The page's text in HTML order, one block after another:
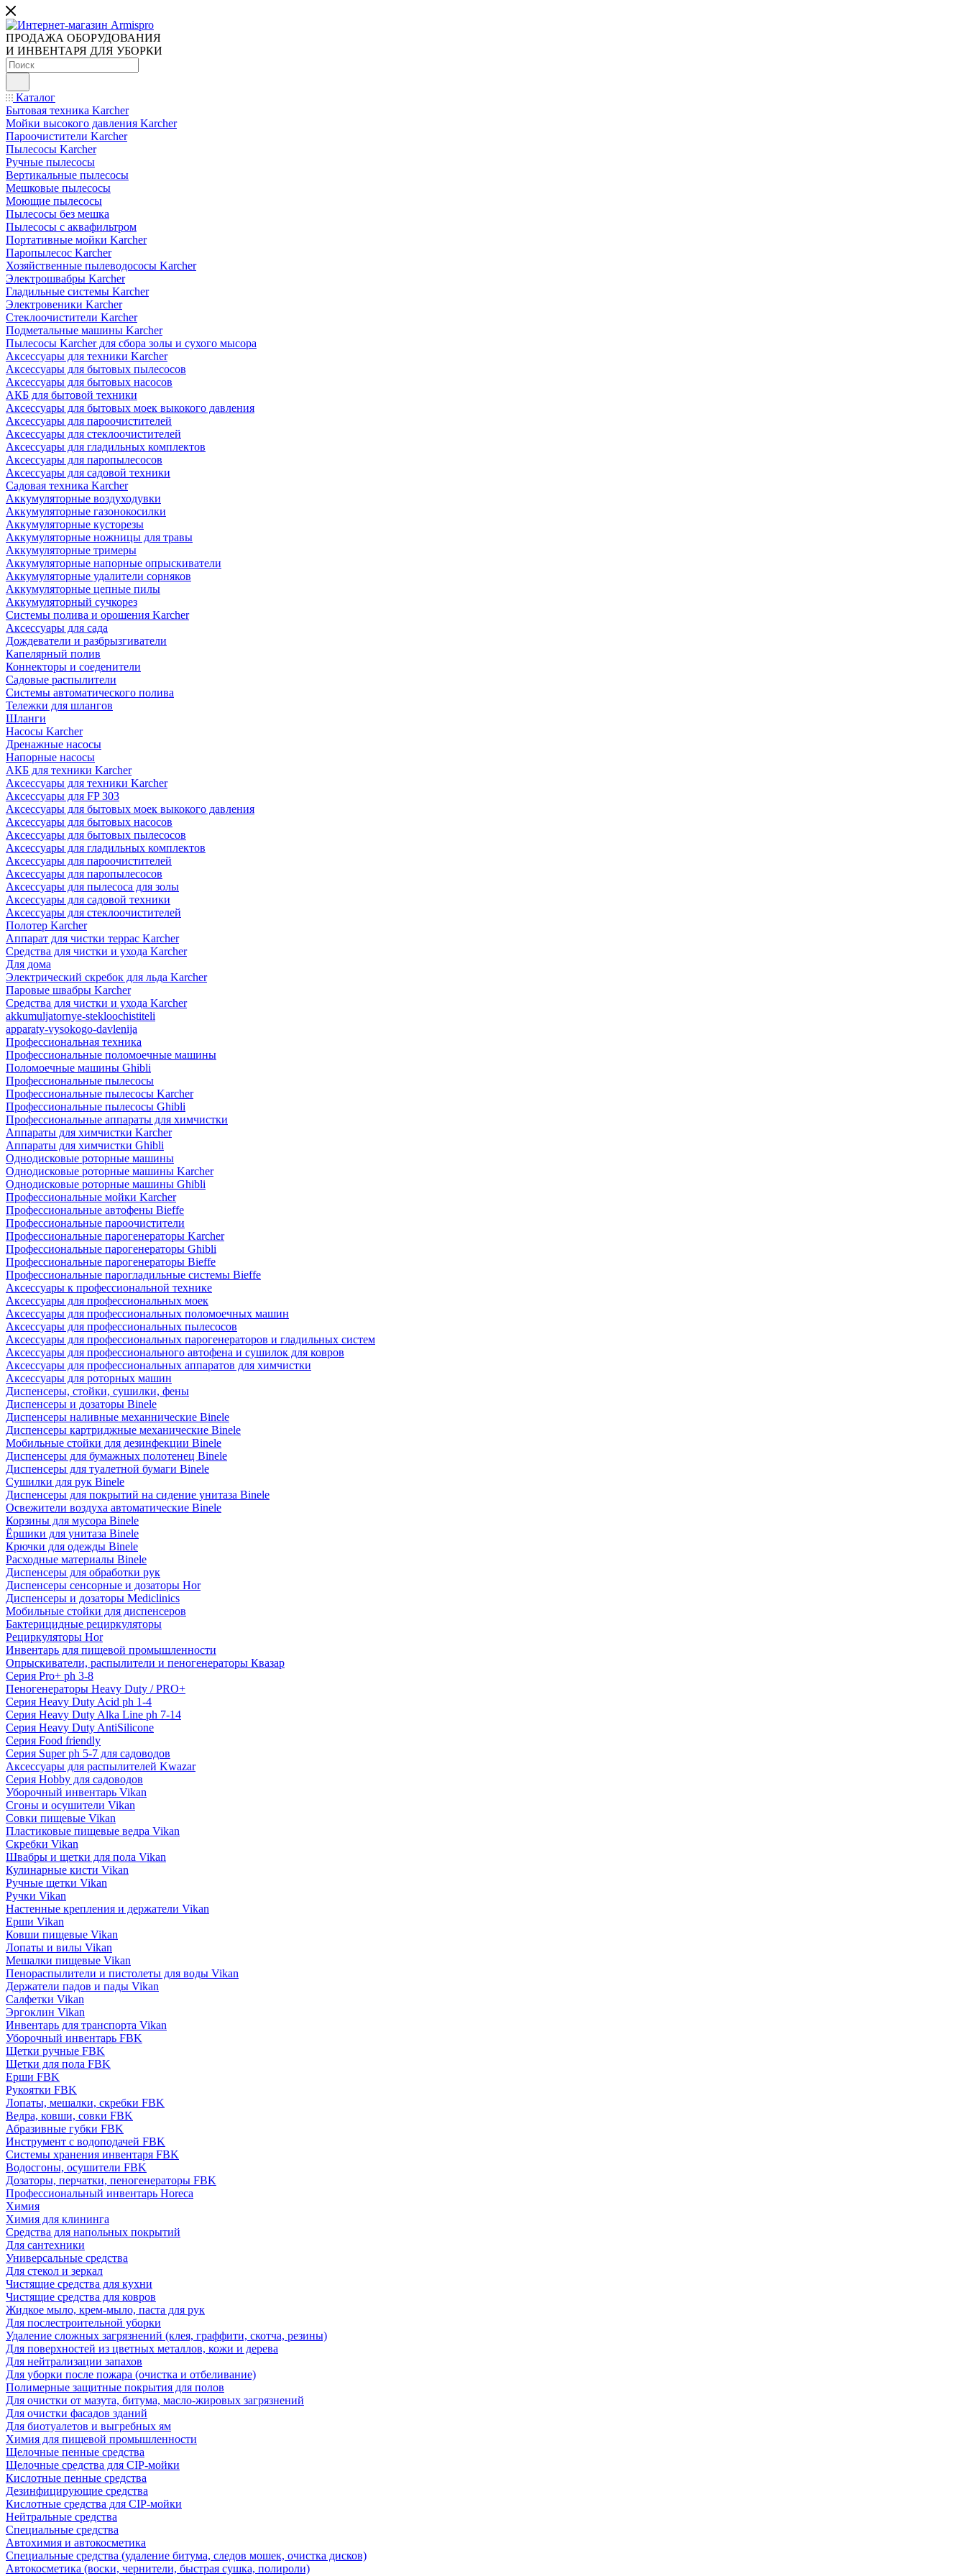
ПРОДАЖА ОБОРУДОВАНИЯ
И ИНВЕНТАРЯ ДЛЯ УБОРКИ
Каталог
Бытовая техника Karcher
Мойки высокого давления Karcher
Пароочистители Karcher
Пылесосы Karcher
Ручные пылесосы
Вертикальные пылесосы
Мешковые пылесосы
Моющие пылесосы
Пылесосы без мешка
Пылесосы с аквафильтром
Портативные мойки Karcher
Паропылесос Karcher
Хозяйственные пылеводососы Karcher
Электрошвабры Karcher
Гладильные системы Karcher
Электровеники Karcher
Стеклоочистители Karcher
Подметальные машины Karcher
Пылесосы Karcher для сбора золы и сухого мысора
Аксессуары для техники Karcher
Аксессуары для бытовых пылесосов
Аксессуары для бытовых насосов
АКБ для бытовой техники
Аксессуары для бытовых моек выкокого давления
Аксессуары для пароочистителей
Аксессуары для стеклоочистителей
Аксессуары для гладильных комплектов
Аксессуары для паропылесосов
Аксессуары для садовой техники
Садовая техника Karcher
Аккумуляторные воздуходувки
Аккумуляторные газонокосилки
Аккумуляторные кусторезы
Аккумуляторные ножницы для травы
Аккумуляторные тримеры
Аккумуляторные напорные опрыскиватели
Аккумуляторные удалители сорняков
Аккумуляторные цепные пилы
Аккумуляторный сучкорез
Системы полива и орошения Karcher
Аксессуары для сада
Дождеватели и разбрызгиватели
Капелярный полив
Коннекторы и соеденители
Садовые распылители
Системы автоматического полива
Тележки для шлангов
Шланги
Насосы Karcher
Дренажные насосы
Напорные насосы
АКБ для техники Karcher
Аксессуары для техники Karcher
Аксессуары для FP 303
Аксессуары для бытовых моек выкокого давления
Аксессуары для бытовых насосов
Аксессуары для бытовых пылесосов
Аксессуары для гладильных комплектов
Аксессуары для пароочистителей
Аксессуары для паропылесосов
Аксессуары для пылесоса для золы
Аксессуары для садовой техники
Аксессуары для стеклоочистителей
Полотер Karcher
Аппарат для чистки террас Karcher
Средства для чистки и ухода Karcher
Для дома
Электрический скребок для льда Karcher
Паровые швабры Karcher
Средства для чистки и ухода Karcher
akkumuljatornye-stekloochistiteli
apparaty-vysokogo-davlenija
Профессиональная техника
Профессиональные поломоечные машины
Поломоечные машины Ghibli
Профессиональные пылесосы
Профессиональные пылесосы Karcher
Профессиональные пылесосы Ghibli
Профессиональные аппараты для химчистки
Аппараты для химчистки Karcher
Аппараты для химчистки Ghibli
Однодисковые роторные машины
Однодисковые роторные машины Karcher
Однодисковые роторные машины Ghibli
Профессиональные мойки Karcher
Профессиональные автофены Bieffe
Профессиональные пароочистители
Профессиональные парогенераторы Karcher
Профессиональные парогенераторы Ghibli
Профессиональные парогенераторы Bieffe
Профессиональные парогладильные системы Bieffe
Аксессуары к профессиональной технике
Аксессуары для профессиональных моек
Аксессуары для профессиональных поломоечных машин
Аксессуары для профессиональных пылесосов
Аксессуары для профессиональных парогенераторов и гладильных систем
Аксессуары для профессионального автофена и сушилок для ковров
Аксессуары для профессиональных аппаратов для химчистки
Аксессуары для роторных машин
Диспенсеры, стойки, сушилки, фены
Диспенсеры и дозаторы Binele
Диспенсеры наливные механнические Binele
Диспенсеры картриджные механические Binele
Мобильные стойки для дезинфекции Binele
Диспенсеры для бумажных полотенец Binele
Диспенсеры для туалетной бумаги Binele
Сушилки для рук Binele
Диспенсеры для покрытий на сидение унитаза Binele
Освежители воздуха автоматические Binele
Корзины для мусора Binele
Ёршики для унитаза Binele
Крючки для одежды Binele
Расходные материалы Binele
Диспенсеры для обработки рук
Диспенсеры сенсорные и дозаторы Hor
Диспенсеры и дозаторы Mediclinics
Мобильные стойки для диспенсеров
Бактерицидные рециркуляторы
Рециркуляторы Hor
Инвентарь для пищевой промышленности
Опрыскиватели, распылители и пеногенераторы Квазар
Серия Pro+ ph 3-8
Пеногенераторы Heavy Duty / PRO+
Серия Heavy Duty Acid ph 1-4
Серия Heavy Duty Alka Line ph 7-14
Серия Heavy Duty AntiSilicone
Серия Food friendly
Серия Super ph 5-7 для садоводов
Аксессуары для распылителей Kwazar
Серия Hobby для садоводов
Уборочный инвентарь Vikan
Сгоны и осушители Vikan
Совки пищевые Vikan
Пластиковые пищевые ведра Vikan
Скребки Vikan
Швабры и щетки для пола Vikan
Кулинарные кисти Vikan
Ручные щетки Vikan
Ручки Vikan
Настенные крепления и держатели Vikan
Ерши Vikan
Ковши пищевые Vikan
Лопаты и вилы Vikan
Мешалки пищевые Vikan
Пенораспылители и пистолеты для воды Vikan
Держатели падов и пады Vikan
Салфетки Vikan
Эргоклин Vikan
Инвентарь для транспорта Vikan
Уборочный инвентарь FBK
Щетки ручные FBK
Щетки для пола FBK
Ерши FBK
Рукоятки FBK
Лопаты, мешалки, скребки FBK
Ведра, ковши, совки FBK
Абразивные губки FBK
Инструмент с водоподачей FBK
Системы хранения инвентаря FBK
Водосгоны, осушители FBK
Дозаторы, перчатки, пеногенераторы FBK
Профессиональный инвентарь Horeca
Химия
Химия для клининга
Средства для напольных покрытий
Для сантехники
Универсальные средства
Для стекол и зеркал
Чистящие средства для кухни
Чистящие средства для ковров
Жидкое мыло, крем-мыло, паста для рук
Для послестроительной уборки
Удаление сложных загрязнений (клея, граффити, скотча, резины)
Для поверхностей из цветных металлов, кожи и дерева
Для нейтрализации запахов
Для уборки после пожара (очистка и отбеливание)
Полимерные защитные покрытия для полов
Для очистки от мазута, битума, масло-жировых загрязнений
Для очистки фасадов зданий
Для биотуалетов и выгребных ям
Химия для пищевой промышленности
Щелочные пенные средства
Щелочные средства для CIP-мойки
Кислотные пенные средства
Дезинфицирующие средства
Кислотные средства для CIP-мойки
Нейтральные средства
Специальные средства
Автохимия и автокосметика
Специальные средства (удаление битума, следов мошек, очистка дисков)
Автокосметика (воски, чернители, быстрая сушка, полироли)